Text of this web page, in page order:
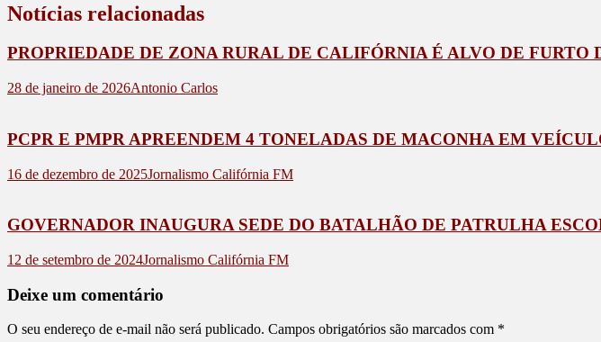
Notícias relacionadas
PROPRIEDADE DE ZONA RURAL DE CALIFÓRNIA É ALVO DE FURTO
28 de janeiro de 2026Antonio Carlos
PCPR E PMPR APREENDEM 4 TONELADAS DE MACONHA EM
16 de dezembro de 2025Jornalismo Califórnia FM
GOVERNADOR INAUGURA SEDE DO BATALHÃO DE PATRULHA
12 de setembro de 2024Jornalismo Califórnia FM
Deixe um comentário
O seu endereço de e-mail não será publicado. Campos obrigatórios são marcados com *